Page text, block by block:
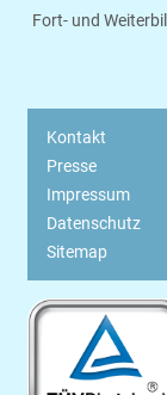
Fort- und
Kontakt
Presse
Impressum
Datenschutz
Sitemap